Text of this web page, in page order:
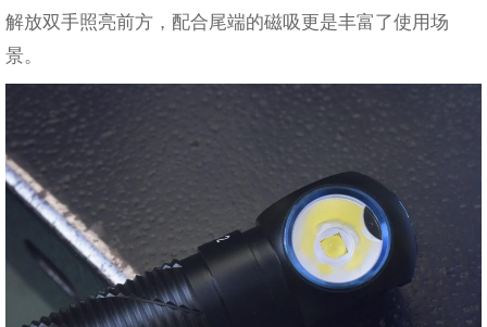
解放双手照亮前方，配合尾端的磁吸更是丰富了使用场
景。